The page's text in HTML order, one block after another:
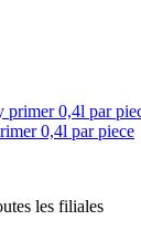
0,4l par piece
les filiales